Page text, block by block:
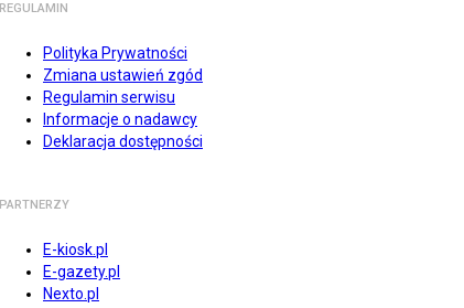
REGULAMIN
Polityka Prywatności
Zmiana ustawień zgód
Regulamin serwisu
Informacje o nadawcy
Deklaracja dostępności
PARTNERZY
E-kiosk.pl
E-gazety.pl
Nexto.pl